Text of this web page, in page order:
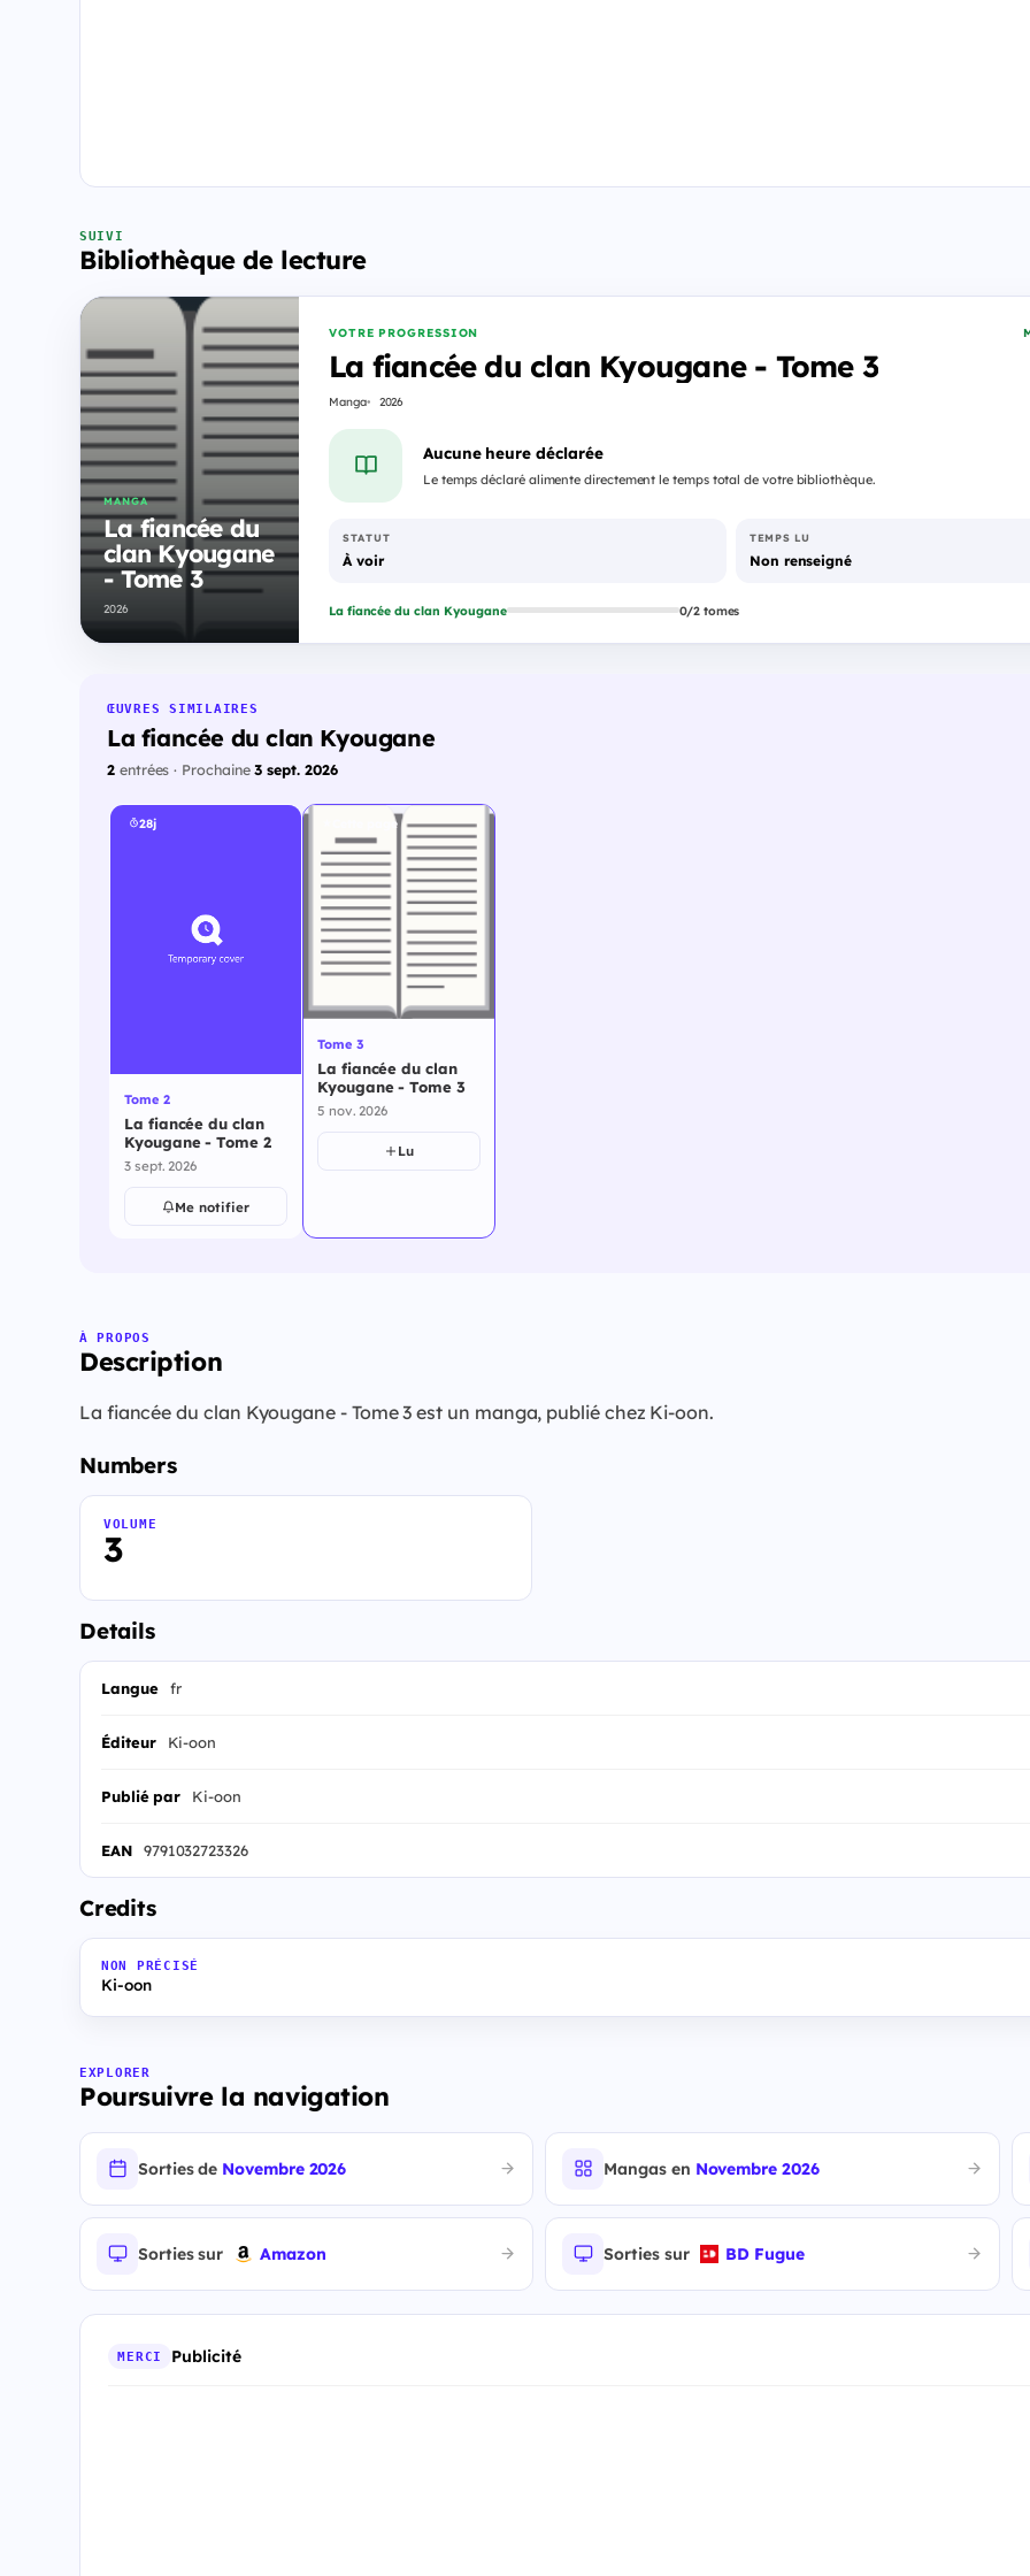
SUIVI
Bibliothèque de lecture
MANGA
La fiancée du
clan Kyougane
- Tome 3
2026
VOTRE PROGRESSION
La fiancée du clan Kyougane - Tome 3
Manga 2026
Aucune heure déclarée
Le temps déclaré alimente directement le temps total de votre bibliothèque.
STATUT
À voir
TEMPS LU
Non renseigné
La fiancée du clan Kyougane 0/2 tomes
ŒUVRES SIMILAIRES
La fiancée du clan Kyougane
2entrées · Prochaine3 sept. 2026
28j
Tome 2
La fiancée du clan
Kyougane - Tome 2
3 sept. 2026
Me notifier
Cette page
Tome 3
La fiancée du clan
Kyougane - Tome 3
5 nov. 2026
Lu
À PROPOS
Description
La fiancée du clan Kyougane - Tome 3 est un manga, publié chez Ki-oon.
Numbers
3
VOLUME
Details
Langue fr
Éditeur Ki-oon
Publié par Ki-oon
EAN 9791032723326
Credits
NON PRÉCISÉ
Ki-oon
EXPLORER
Poursuivre la navigation
Sorties de Novembre 2026 Mangas en Novembre 2026
Sorties sur Amazon Sorties sur BD Fugue
MERCI Publicité